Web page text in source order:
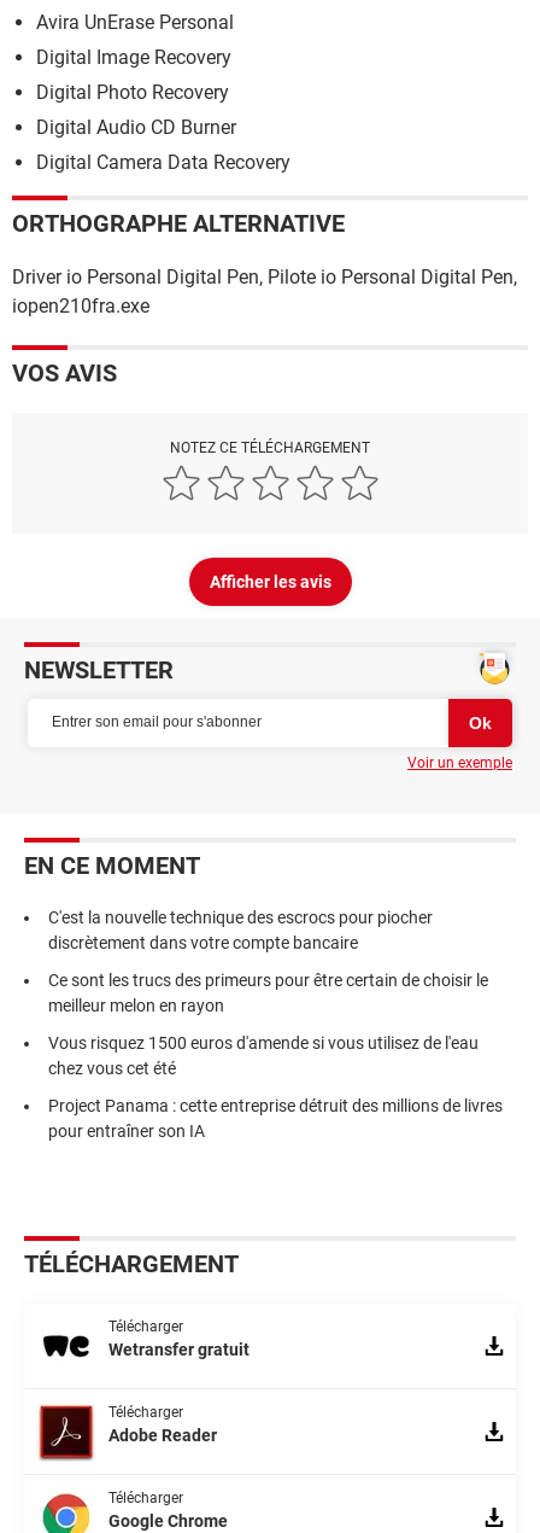
Avira UnErase Personal
Digital Image Recovery
Digital Photo Recovery
Digital Audio CD Burner
Digital Camera Data Recovery
ORTHOGRAPHE ALTERNATIVE
Driver io Personal Digital Pen, Pilote io Personal Digital Pen,
iopen210fra.exe
VOS AVIS
NOTEZ CE TÉLÉCHARGEMENT
Afficher les avis
NEWSLETTER
Voir un exemple
EN CE MOMENT
C'est la nouvelle technique des escrocs pour piocher
discrètement dans votre compte bancaire
Ce sont les trucs des primeurs pour être certain de choisir le
meilleur melon en rayon
Vous risquez 1500 euros d'amende si vous utilisez de l'eau
chez vous cet été
Project Panama : cette entreprise détruit des millions de livres
pour entraîner son IA
TÉLÉCHARGEMENT
Télécharger
Wetransfer gratuit
Télécharger
Adobe Reader
Télécharger
Google Chrome